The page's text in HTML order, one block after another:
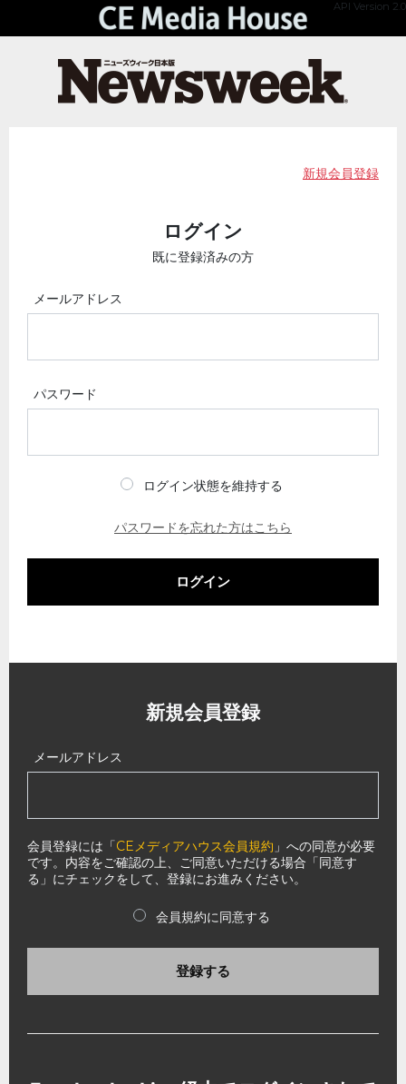
API Version 2.0
新規会員登録
ログイン
既に登録済みの方
メールアドレス
パスワード
ログイン状態を維持する
パスワードを忘れた方はこちら
ログイン
新規会員登録
メールアドレス
会員登録には「CEメディアハウス会員規約 」への同意が必要
です。内容をご確認の上、ご同意いただける場合「同意す
る」にチェックをして、登録にお進みください。
会員規約に同意する
登録する